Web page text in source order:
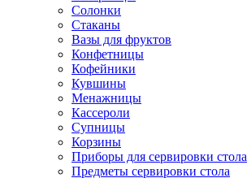
Солонки
Стаканы
Вазы для фруктов
Конфетницы
Кофейники
Кувшины
Менажницы
Кассероли
Супницы
Корзины
Приборы для сервировки стола
Предметы сервировки стола